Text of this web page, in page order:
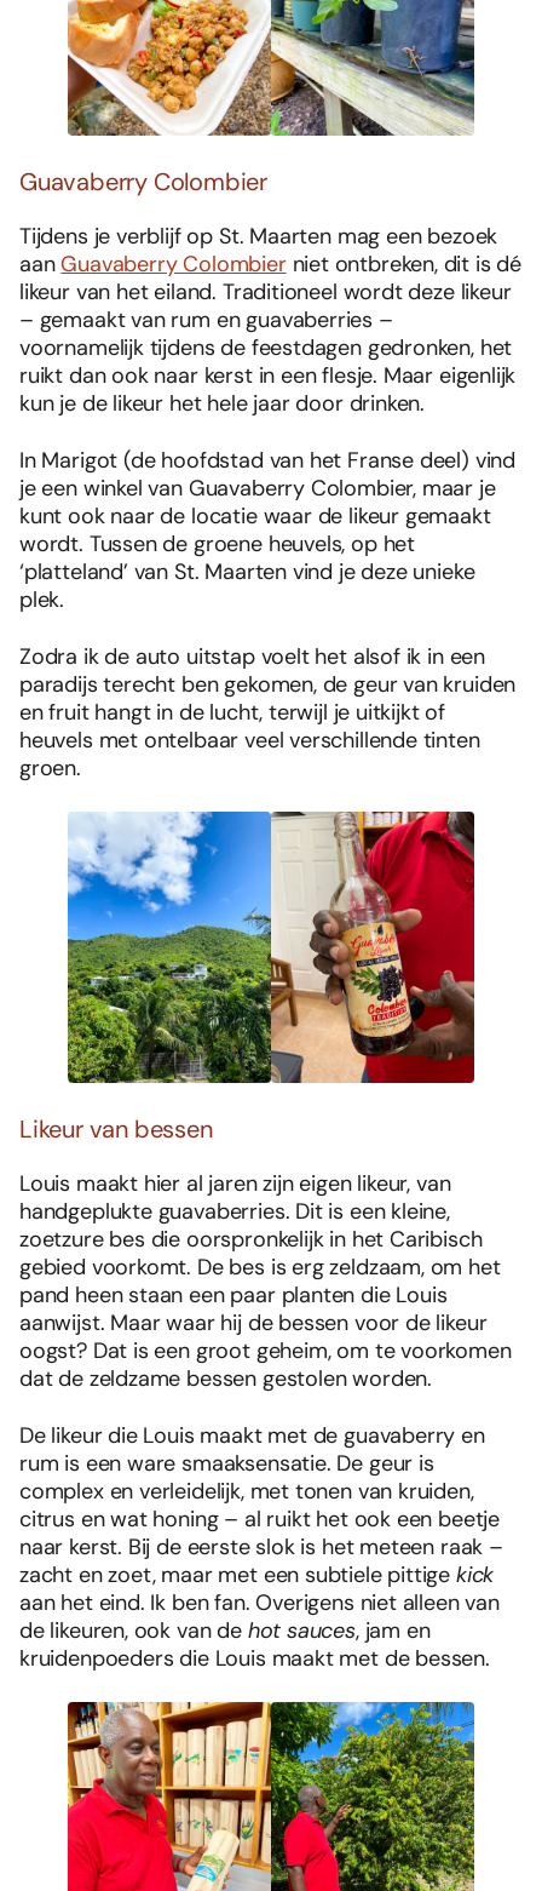
Guavaberry Colombier
Tijdens je verblijf op St. Maarten mag een bezoek
aanGuavaberry Colombierniet ontbreken, dit is dé
likeur van het eiland. Traditioneel wordt deze likeur
– gemaakt van rum en guavaberries –
voornamelijk tijdens de feestdagen gedronken, het
ruikt dan ook naar kerst in een flesje. Maar eigenlijk
kun je de likeur het hele jaar door drinken.
In Marigot (de hoofdstad van het Franse deel) vind
je een winkel van Guavaberry Colombier, maar je
kunt ook naar de locatie waar de likeur gemaakt
wordt. Tussen de groene heuvels, op het
‘platteland’ van St. Maarten vind je deze unieke
plek.
Zodra ik de auto uitstap voelt het alsof ik in een
paradijs terecht ben gekomen, de geur van kruiden
en fruit hangt in de lucht, terwijl je uitkijkt of
heuvels met ontelbaar veel verschillende tinten
groen.
Likeur van bessen
Louis maakt hier al jaren zijn eigen likeur, van
handgeplukte guavaberries. Dit is een kleine,
zoetzure bes die oorspronkelijk in het Caribisch
gebied voorkomt. De bes is erg zeldzaam, om het
pand heen staan een paar planten die Louis
aanwijst. Maar waar hij de bessen voor de likeur
oogst? Dat is een groot geheim, om te voorkomen
dat de zeldzame bessen gestolen worden.
De likeur die Louis maakt met de guavaberry en
rum is een ware smaaksensatie. De geur is
complex en verleidelijk, met tonen van kruiden,
citrus en wat honing – al ruikt het ook een beetje
naar kerst. Bij de eerste slok is het meteen raak –
zacht en zoet, maar met een subtiele pittige kick
aan het eind. Ik ben fan. Overigens niet alleen van
de likeuren, ook van de hot sauces, jam en
kruidenpoeders die Louis maakt met de bessen.